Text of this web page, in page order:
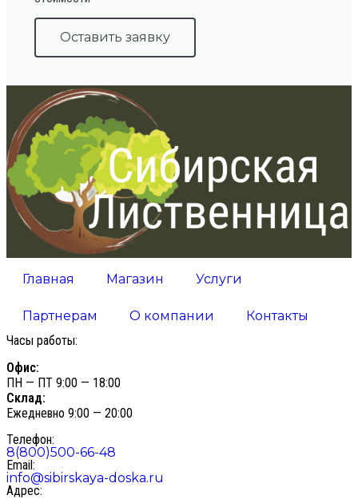
Оставить заявку
Главная Магазин Услуги
Партнерам О компании
Контакты
Часы работы:
Офис:
ПН — ПТ 9:00 — 18:00
Склад:
Ежедневно 9:00 — 20:00
Телефон:
8(800)500-66-48
Email:
info@sibirskaya-doska.ru
Адрес: